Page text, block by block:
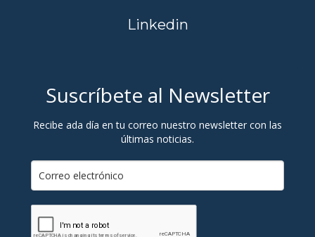
Linkedin
Suscríbete al Newsletter
Recibe ada día en tu correo nuestro newsletter con las
últimas noticias.